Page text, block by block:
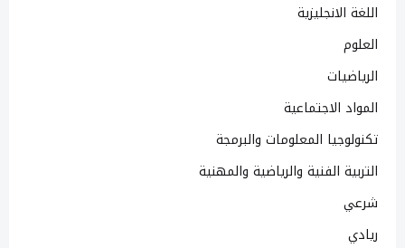
اللغة الانجليزية
العلوم
الرياضيات
المواد الاجتماعية
تكنولوجيا المعلومات والبرمجة
التربية الفنية والرياضية والمهنية
شرعي
ريادي